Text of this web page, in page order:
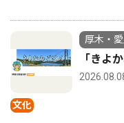
文化
厚木・愛
「きよ